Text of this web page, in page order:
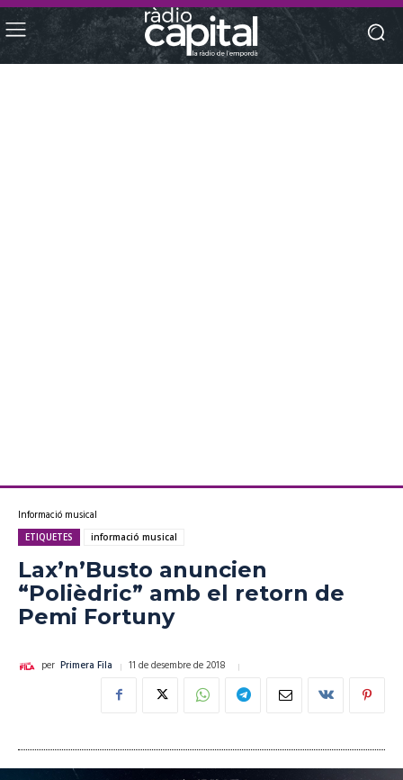
Informació musical
ETIQUETES informació musical
Lax’n’Busto anuncien
“Polièdric” amb el retorn de
Pemi Fortuny
per Primera Fila 11 de desembre de 2018